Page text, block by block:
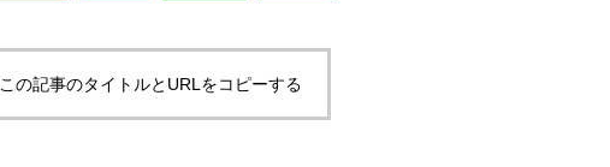
PERSONALITY
こんな人を求めていま
この記事のタイトルとURLをコピーする